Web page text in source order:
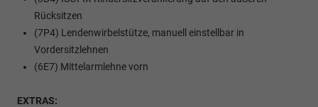
Rücksitzen
(7P4) Lendenwirbelstütze, manuell einstellbar in
Vordersitzlehnen
(6E7) Mittelarmlehne vorn
EXTRAS: